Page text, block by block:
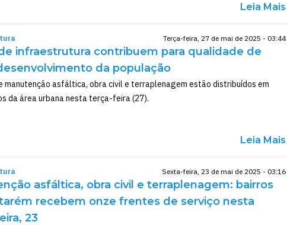
Leia Mais
Terça-feira, 27 de mai de 2025 - 03:44
infraestrutura contribuem para qualidade de
da população
manutenção asfáltica, obra civil e terraplenagem estão distribuídos em
da área urbana nesta terça-feira (27).
Leia Mais
Sexta-feira, 23 de mai de 2025 - 03:16
asfáltica, obra civil e terraplenagem: bairros
recebem onze frentes de serviço nesta
23